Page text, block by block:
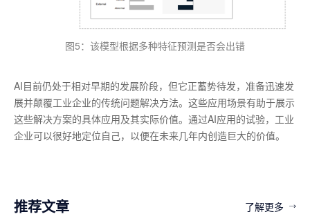
图5：该模型根据多种特征预测是否会出错
AI目前仍处于相对早期的发展阶段，但它正蓄势待发，准备迅速发
展并颠覆工业企业的传统问题解决方法。这些应用场景有助于展示
这些解决方案的具体应用及其实际价值。通过AI应用的试验，工业
企业可以很好地定位自己，以便在未来几年内创造巨大的价值。
推荐文章 了解更多